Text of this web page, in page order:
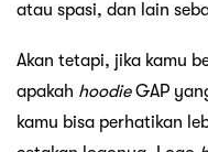
atau spasi, dan lain
Akan tetapi, jika kamu
apakah hoodieGAP
kamu bisa perhatikan